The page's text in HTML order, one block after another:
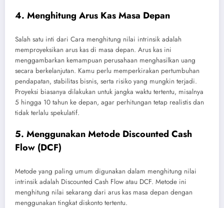
4. Menghitung Arus Kas Masa Depan
Salah satu inti dari Cara menghitung nilai intrinsik adalah
memproyeksikan arus kas di masa depan. Arus kas ini
menggambarkan kemampuan perusahaan menghasilkan uang
secara berkelanjutan. Kamu perlu memperkirakan pertumbuhan
pendapatan, stabilitas bisnis, serta risiko yang mungkin terjadi.
Proyeksi biasanya dilakukan untuk jangka waktu tertentu, misalnya
5 hingga 10 tahun ke depan, agar perhitungan tetap realistis dan
tidak terlalu spekulatif.
5. Menggunakan Metode Discounted Cash
Flow (DCF)
Metode yang paling umum digunakan dalam menghitung nilai
intrinsik adalah Discounted Cash Flow atau DCF. Metode ini
menghitung nilai sekarang dari arus kas masa depan dengan
menggunakan tingkat diskonto tertentu.